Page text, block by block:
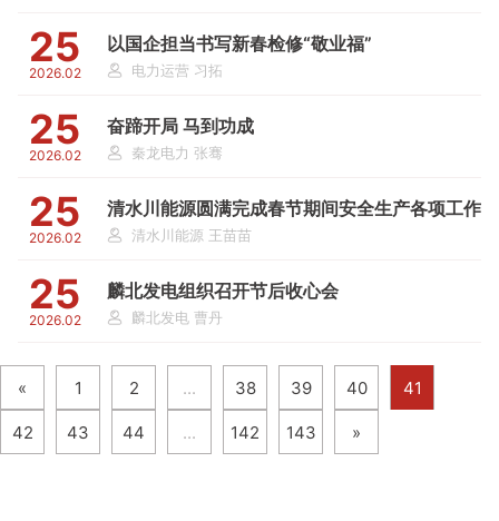
25
2026.02
以国企担当书写新春检修“敬业福”
电力运营 习拓
25
2026.02
奋蹄开局 马到功成
秦龙电力 张骞
25
2026.02
清水川能源圆满完成春节期间安全生产各项工作
清水川能源 王苗苗
25
2026.02
麟北发电组织召开节后收心会
麟北发电 曹丹
« 1 2 ... 38 39 40 41
42 43 44 ... 142 143 »